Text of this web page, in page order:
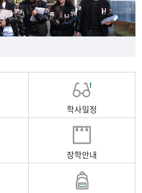
학사일정
장학안내